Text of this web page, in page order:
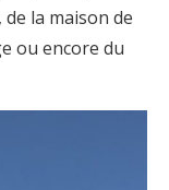
la maison de
ou encore du